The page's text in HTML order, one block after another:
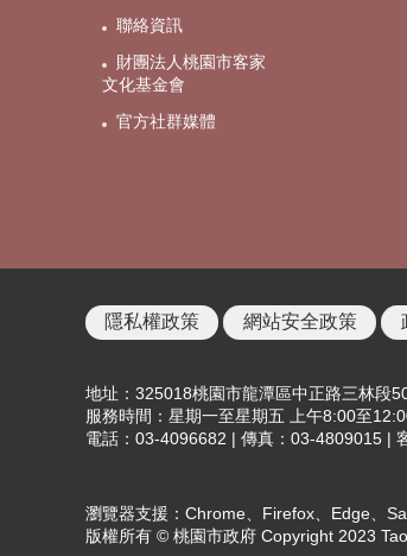
聯絡資訊
財團法人桃園市客家
文化基金會
官方社群媒體
隱私權政策 網站安全政策
地址：325018桃園市龍潭區中正路三林段
服務時間：星期一至星期五 上午8:00至
電話：03-4096682 | 傳真：03-4809015 |
瀏覽器支援：Chrome、Firefox、Edge、
版權所有 © 桃園市政府 Copyright 2023